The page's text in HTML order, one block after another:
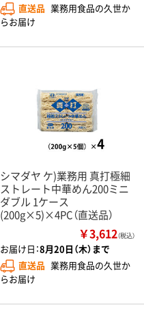
直送品 業務用食品の久世か
らお届け
シマダヤ ケ)業務用 真打極細
ストレート中華めん200ミニ
ダブル 1ケース
(200g×5)×4PC（直送品）
￥3,612（税込）
お届け日：8月20日（木）まで
直送品 業務用食品の久世か
らお届け